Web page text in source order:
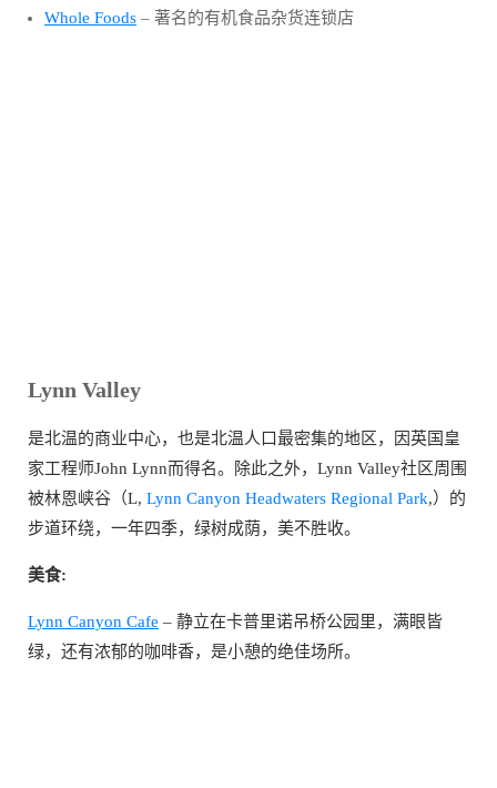
Whole Foods – 著名的有机食品杂货连锁店
Lynn Valley
是北温的商业中心，也是北温人口最密集的地区，因英国皇
家工程师John Lynn而得名。除此之外，Lynn Valley社区周围
被林恩峡谷（L, Lynn Canyon Headwaters Regional Park,）的
步道环绕，一年四季，绿树成荫，美不胜收。
美食:
Lynn Canyon Cafe – 静立在卡普里诺吊桥公园里，满眼皆
绿，还有浓郁的咖啡香，是小憩的绝佳场所。